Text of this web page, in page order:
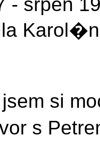
si
s